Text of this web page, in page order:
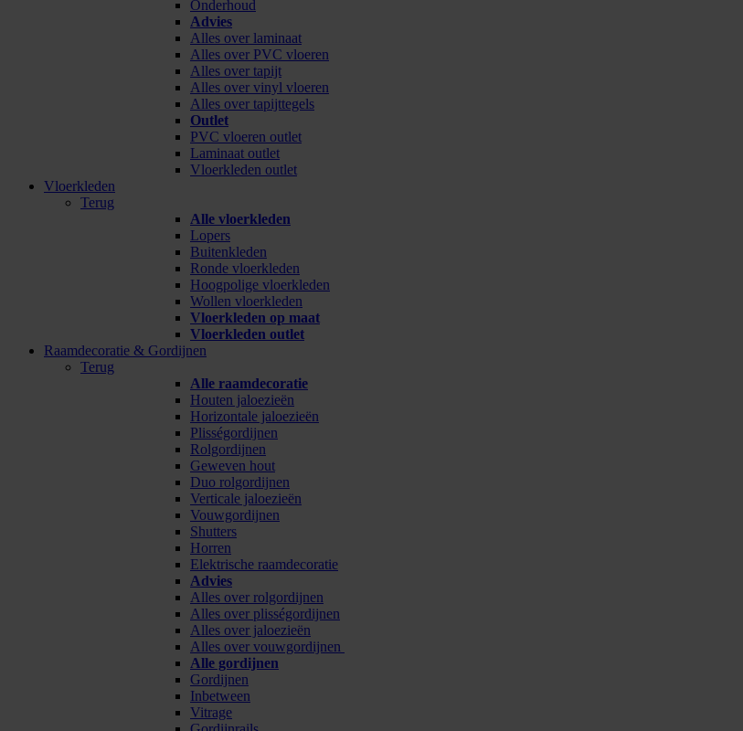
Onderhoud
Advies
Alles over laminaat
Alles over PVC vloeren
Alles over tapijt
Alles over vinyl vloeren
Alles over tapijttegels
Outlet
PVC vloeren outlet
Laminaat outlet
Vloerkleden outlet
Vloerkleden
Terug
Alle vloerkleden
Lopers
Buitenkleden
Ronde vloerkleden
Hoogpolige vloerkleden
Wollen vloerkleden
Vloerkleden op maat
Vloerkleden outlet
Raamdecoratie & Gordijnen
Terug
Alle raamdecoratie
Houten jaloezieën
Horizontale jaloezieën
Plisségordijnen
Rolgordijnen
Geweven hout
Duo rolgordijnen
Verticale jaloezieën
Vouwgordijnen
Shutters
Horren
Elektrische raamdecoratie
Advies
Alles over rolgordijnen
Alles over plisségordijnen
Alles over jaloezieën
Alles over vouwgordijnen
Alle gordijnen
Gordijnen
Inbetween
Vitrage